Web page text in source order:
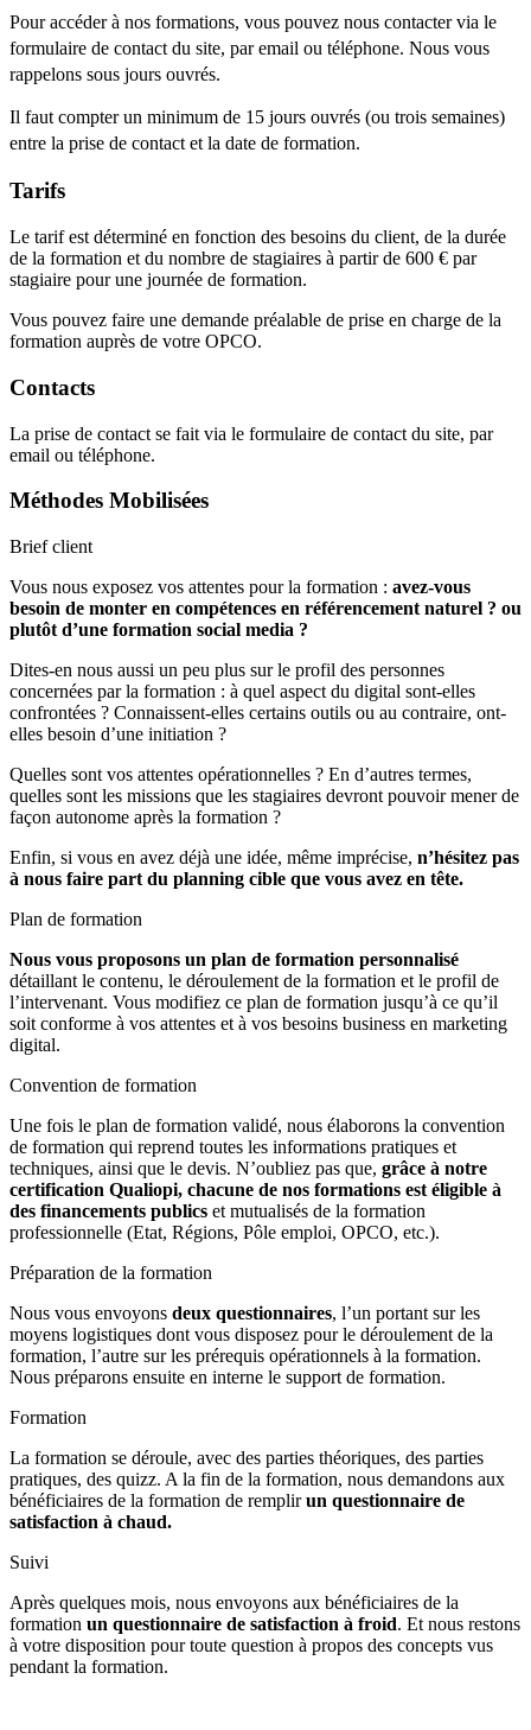
Pour accéder à nos formations, vous pouvez nous contacter via le
formulaire de contact du site, par email ou téléphone. Nous vous
rappelons sous jours ouvrés.
Il faut compter un minimum de 15 jours ouvrés (ou trois semaines)
entre la prise de contact et la date de formation.
Tarifs
Le tarif est déterminé en fonction des besoins du client, de la durée
de la formation et du nombre de stagiaires à partir de 600 € par
stagiaire pour une journée de formation.
Vous pouvez faire une demande préalable de prise en charge de la
formation auprès de votre OPCO.
Contacts
La prise de contact se fait via le formulaire de contact du site, par
email ou téléphone.
Méthodes Mobilisées
Brief client
Vous nous exposez vos attentes pour la formation : avez-vous
besoin de monter en compétences en référencement naturel ? ou
plutôt d’une formation social media ?
Dites-en nous aussi un peu plus sur le profil des personnes
concernées par la formation : à quel aspect du digital sont-elles
confrontées ? Connaissent-elles certains outils ou au contraire, ont-
elles besoin d’une initiation ?
Quelles sont vos attentes opérationnelles ? En d’autres termes,
quelles sont les missions que les stagiaires devront pouvoir mener de
façon autonome après la formation ?
Enfin, si vous en avez déjà une idée, même imprécise, n’hésitez pas
à nous faire part du planning cible que vous avez en tête.
Plan de formation
Nous vous proposons un plan de formation personnalisé
détaillant le contenu, le déroulement de la formation et le profil de
l’intervenant. Vous modifiez ce plan de formation jusqu’à ce qu’il
soit conforme à vos attentes et à vos besoins business en marketing
digital.
Convention de formation
Une fois le plan de formation validé, nous élaborons la convention
de formation qui reprend toutes les informations pratiques et
techniques, ainsi que le devis. N’oubliez pas que, grâce à notre
certification Qualiopi, chacune de nos formations est éligible à
des financements publics et mutualisés de la formation
professionnelle (Etat, Régions, Pôle emploi, OPCO, etc.).
Préparation de la formation
Nous vous envoyons deux questionnaires, l’un portant sur les
moyens logistiques dont vous disposez pour le déroulement de la
formation, l’autre sur les prérequis opérationnels à la formation.
Nous préparons ensuite en interne le support de formation.
Formation
La formation se déroule, avec des parties théoriques, des parties
pratiques, des quizz. A la fin de la formation, nous demandons aux
bénéficiaires de la formation de remplirun questionnaire de
satisfaction à chaud.
Suivi
Après quelques mois, nous envoyons aux bénéficiaires de la
formation un questionnaire de satisfaction à froid. Et nous restons
à votre disposition pour toute question à propos des concepts vus
pendant la formation.